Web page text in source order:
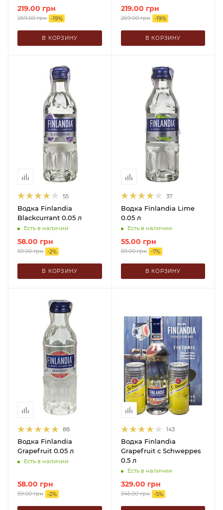
219.00 грн
269.00грн -19%
В КОРЗИНУ
219.00 грн
269.00грн -19%
В КОРЗИНУ
55
Водка Finlandia
Blackcurrant 0.05 л
Есть в наличии
58.00 грн
59.00грн -2%
В КОРЗИНУ
37
Водка Finlandia Lime
0.05 л
Есть в наличии
55.00 грн
59.00грн -7%
В КОРЗИНУ
88
Водка Finlandia
Grapefruit 0.05 л
Есть в наличии
58.00 грн
59.00грн -2%
143
Водка Finlandia
Grapefruit с Schweppes
0.5 л
Есть в наличии
329.00 грн
345.00грн -5%